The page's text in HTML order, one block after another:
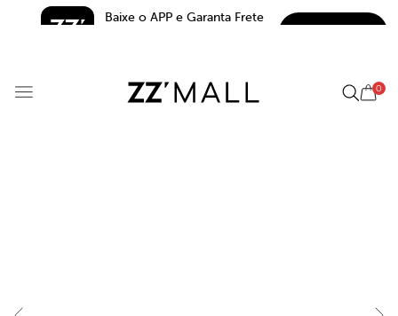
Baixe o APP e Garanta Frete
0